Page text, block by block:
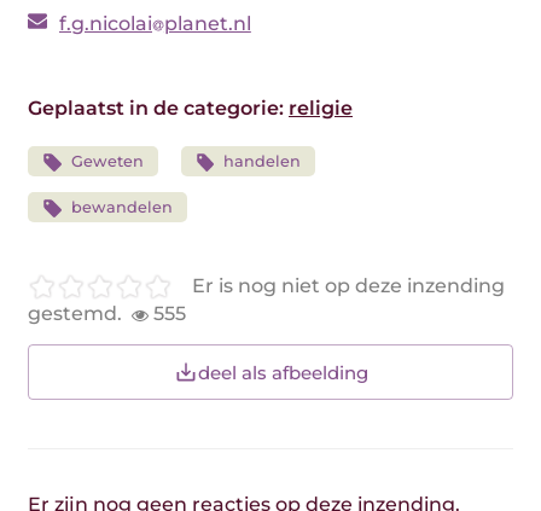
f.g.nicolai planet.nl
Geplaatst in de categorie: religie
Geweten handelen
bewandelen
Er is nog niet op deze inzending
gestemd.
555
deel als afbeelding
Er zijn nog geen reacties op deze inzending.